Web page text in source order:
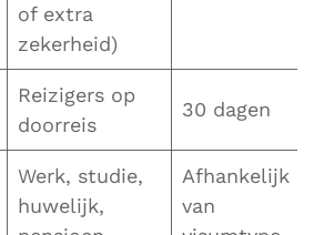
of extra
zekerheid)
Reizigers op
doorreis
30 dagen
Werk, studie,
huwelijk,
Afhankelijk
van